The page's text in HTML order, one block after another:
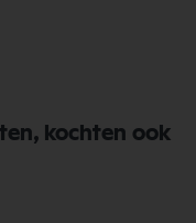
kochten ook